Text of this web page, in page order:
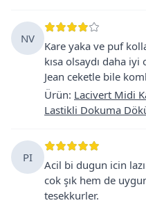
NV
Kare yaka ve puf
kısa olsaydı daha
Jean ceketle bile
Ürün: Lacivert Midi
Lastikli Dokuma
PI
Acil bi dugun icin
cok şık hem de
tesekkurler.